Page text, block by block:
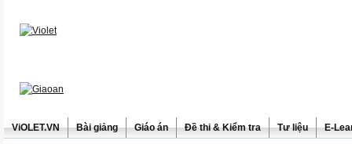
ViOLET.VN Bài giảng Giáo án Đề thi & Kiểm tra Tư liệu E-